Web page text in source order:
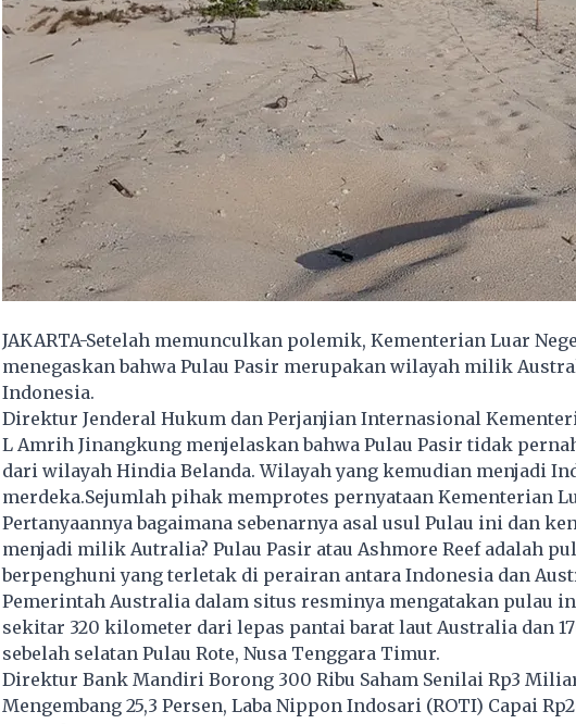
JAKARTA-Setelah memunculkan polemik, Kementerian Luar
menegaskan bahwa Pulau Pasir merupakan wilayah milik
Indonesia.
Direktur Jenderal Hukum dan Perjanjian Internasional
L Amrih Jinangkung menjelaskan bahwa Pulau Pasir tidak
dari wilayah Hindia Belanda. Wilayah yang kemudian menjadi
merdeka.Sejumlah pihak memprotes pernyataan Kementerian
Pertanyaannya bagaimana sebenarnya asal usul Pulau ini dan
menjadi milik Autralia? Pulau Pasir atau Ashmore Reef adalah
berpenghuni yang terletak di perairan antara Indonesia dan
Pemerintah Australia dalam situs resminya mengatakan pulau
sekitar 320 kilometer dari lepas pantai barat laut Australia dan
sebelah selatan Pulau Rote, Nusa Tenggara Timur.
Direktur Bank Mandiri Borong 300 Ribu Saham Senilai Rp3
Mengembang 25,3 Persen, Laba Nippon Indosari (ROTI) Capai